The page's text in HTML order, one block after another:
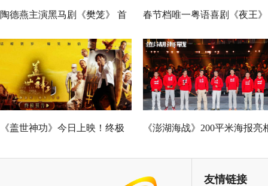
陶德燕主演黑马剧《樊笼》 首
演蛇蝎美人扮相惊艳
春节档唯一粤语喜剧《夜王》
广州路演 黄子华粤语“造梗
王”现场爆笑开大
《盖世神功》今日上映！终极 《澎湖海战》200平米海报亮
友情链接